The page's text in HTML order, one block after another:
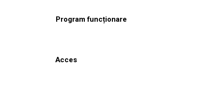
Program funcționare
Acces